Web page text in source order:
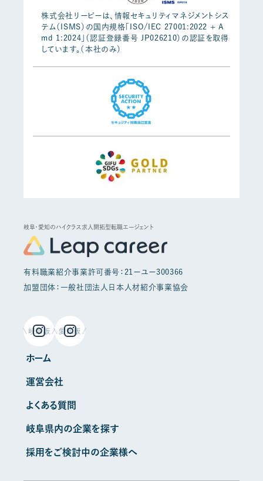
株式会社リーピーは、情報セキュリティマネジメントシス
テム（ISMS）の国内規格「ISO/IEC 27001:2022 + A
md 1:2024」（認証登録番号 JP026210）の認証を取得
しています。（本社のみ）
岐阜・愛知のハイクラス求人開拓型転職エージェント
有料職業紹介事業許可番号：21ーユー300366
加盟団体：一般社団法人日本人材紹介事業協会
岐阜版 愛知版
ホーム
運営会社
よくある質問
岐阜県内の企業を探す
採用をご検討中の企業様へ